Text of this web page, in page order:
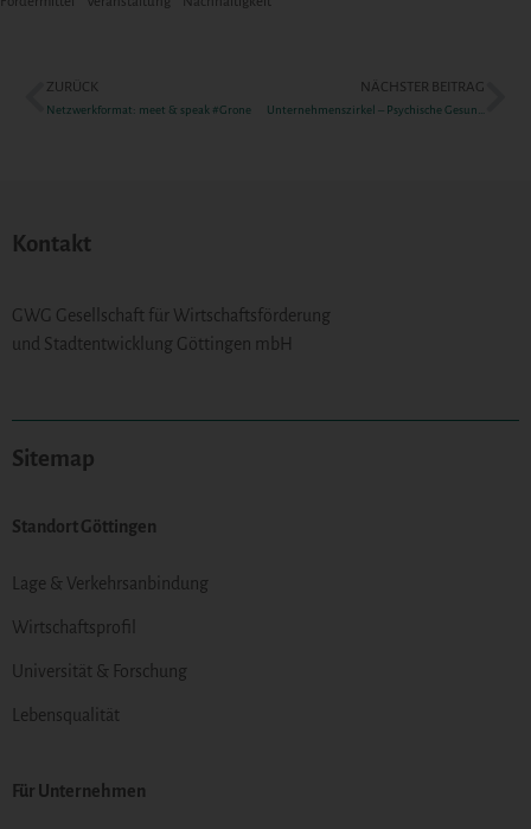
ZURÜCK
Netzwerkformat: meet & speak #Grone
NÄCHSTER BEITRAG
Kontakt
GWG Gesellschaft für Wirtschaftsförderung
und Stadtentwicklung Göttingen mbH
Sitemap
Standort Göttingen
Lage & Verkehrsanbindung
Wirtschaftsprofil
Universität & Forschung
Lebensqualität
Für Unternehmen